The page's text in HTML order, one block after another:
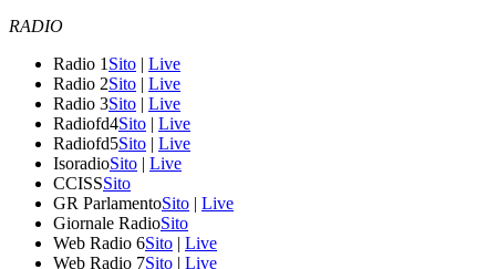
RADIO
Radio 1 Sito | Live
Radio 2Sito | Live
Radio 3Sito | Live
Radiofd4Sito | Live
Radiofd5Sito | Live
IsoradioSito | Live
CCISSSito
GR ParlamentoSito | Live
Giornale RadioSito
Web Radio 6Sito | Live
Web Radio 7Sito | Live